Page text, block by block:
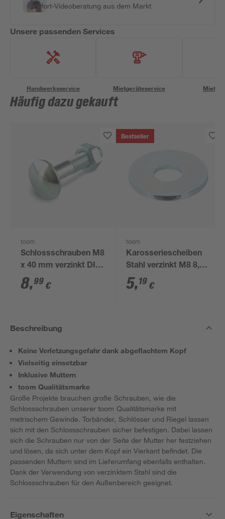
Sofort-Videoberatung aus dem Markt
Unsere passenden Services
Handwerksservice Mietgeräteservice
Häufig dazu gekauft
toom
Schlossschrauben M8
x 40 mm verzinkt DIN
603 25 Stück
8,99 €
Bestseller
toom
Karosseriescheiben
Stahl verzinkt M8 8,4
mm 40 Stück
5,19 €
Beschreibung
Keine Verletzungsgefahr dank abgeflachtem Kopf
Vielseitig einsetzbar
Inklusive Muttern
toom Qualitätsmarke
Große Projekte brauchen große Schrauben, wie die
Schlossschrauben unserer toom Qualitätsmarke mit
metrischem Gewinde. Torbänder, Schlösser und Riegel lassen
sich mit den Schlossschrauben sicher befestigen. Dabei lassen
sich die Schrauben nur von der Seite der Mutter her festziehen
und lösen, da sich unter dem Kopf ein Vierkant befindet. Die
passenden Muttern sind im Lieferumfang ebenfalls enthalten.
Dank der Verwendung von verzinktem Stahl sind die
Schlossschrauben für den Außenbereich geeignet.
Eigenschaften